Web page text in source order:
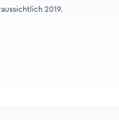
2019.